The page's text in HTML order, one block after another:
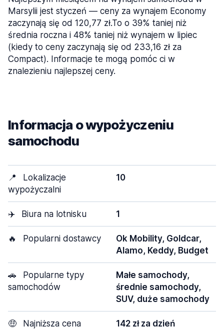
Marsylii jest styczeń — ceny za wynajem Economy
zaczynają się od 120,77 zł.To o 39% taniej niż
średnia roczna i 48% taniej niż wynajem w lipiec
(kiedy to ceny zaczynają się od 233,16 zł za
Compact). Informacje te mogą pomóc ci w
znalezieniu najlepszej ceny.
Informacja o wypożyczeniu
samochodu
📍
Lokalizacje
wypożyczalni
10
✈️ Biura na lotnisku 1
🔥 Popularni dostawcy
Ok Mobility, Goldcar,
Alamo, Keddy, Budget
🚗
Popularne typy
samochodów
Małe samochody,
średnie samochody,
SUV, duże samochody
🤑 Najniższa cena 142 zł za dzień